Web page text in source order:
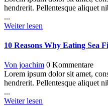
hendrerit. Pellentesque aliquet
...
Weiter lesen
10 Reasons Why Eating Sea
Von joachim 0 Kommentare
Lorem ipsum dolor sit amet,
hendrerit. Pellentesque aliquet
...
Weiter lesen